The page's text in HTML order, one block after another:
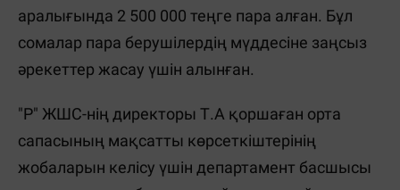
аралығында 2 500 000 теңге пара алған. Бұл
сомалар пара берушілердің мүддесіне заңсыз
әрекеттер жасау үшін алынған.
"Р" ЖШС-нің директоры Т.А қоршаған орта
сапасының мақсатты көрсеткіштерінің
жобаларын келісу үшін департамент басшысы